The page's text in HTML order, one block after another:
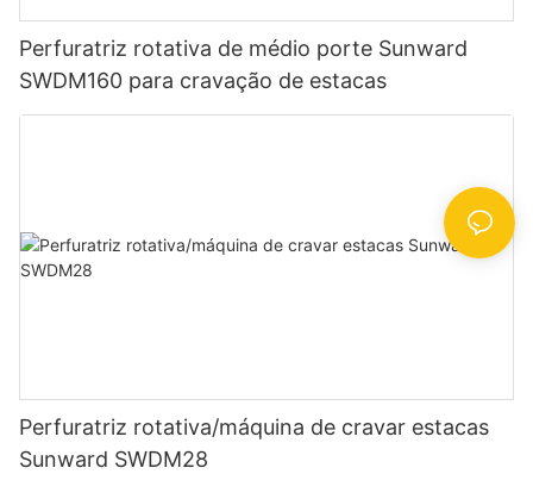
Perfuratriz rotativa de médio porte Sunward
SWDM160 para cravação de estacas
Perfuratriz rotativa/máquina de cravar estacas
Sunward SWDM28